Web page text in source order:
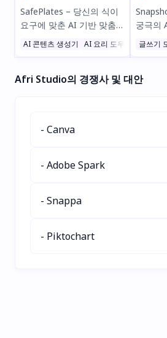
SafePlates – 당신의 식이
요구에 맞춘 AI 기반 맞춤형
레시피 SafePlates를 발견
하세요. 당신을 위해 글루텐
식단에 맞춘 레시피를 생성
으로 시간을 절약하고, 식이
사 계획을 즐겨보세요. 지금
무료로 사용해보세요!
AI 콘텐츠 생성기 AI 요리 도우미 AI 레시
궁극의
크린샷
정확한
습 지원
글쓰기
Afri Studio의 경쟁사 및 대안
- Canva
- Adobe Spark
- Snappa
- Piktochart